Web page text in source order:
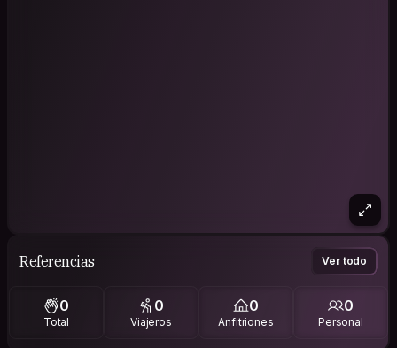
Referencias Ver todo
0
Total
0
Viajeros
0
Anfitriones
0
Personal